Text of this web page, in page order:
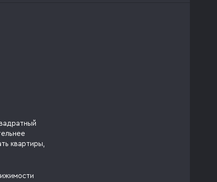
квартиры,